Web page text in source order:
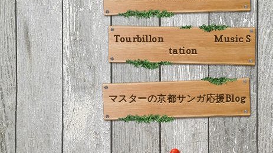
Tourbillon Music S
tation
マスターの京都サンガ応援Blog